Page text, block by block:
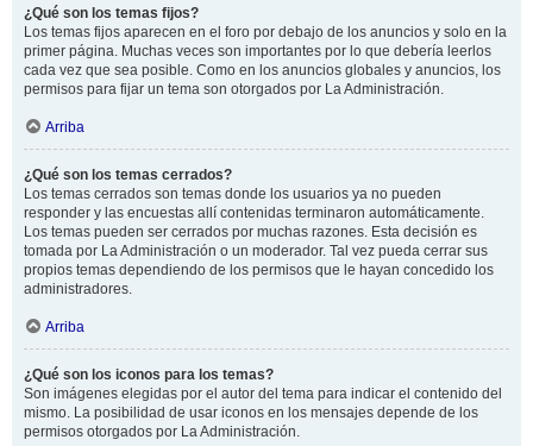
¿Qué son los temas fijos?
Los temas fijos aparecen en el foro por debajo de los anuncios y solo en la
primer página. Muchas veces son importantes por lo que debería leerlos
cada vez que sea posible. Como en los anuncios globales y anuncios, los
permisos para fijar un tema son otorgados por La Administración.
Arriba
¿Qué son los temas cerrados?
Los temas cerrados son temas donde los usuarios ya no pueden
responder y las encuestas allí contenidas terminaron automáticamente.
Los temas pueden ser cerrados por muchas razones. Esta decisión es
tomada por La Administración o un moderador. Tal vez pueda cerrar sus
propios temas dependiendo de los permisos que le hayan concedido los
administradores.
Arriba
¿Qué son los iconos para los temas?
Son imágenes elegidas por el autor del tema para indicar el contenido del
mismo. La posibilidad de usar iconos en los mensajes depende de los
permisos otorgados por La Administración.